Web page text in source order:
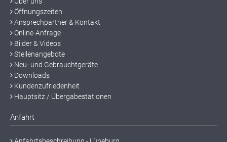
Öffnungszeiten
Ansprechpartner & Kontakt
Online-Anfrage
Bilder & Videos
Stellenangebote
Neu- und Gebrauchtgeräte
Downloads
Kundenzufriedenheit
Hauptsitz / Übergabestationen
Anfahrt